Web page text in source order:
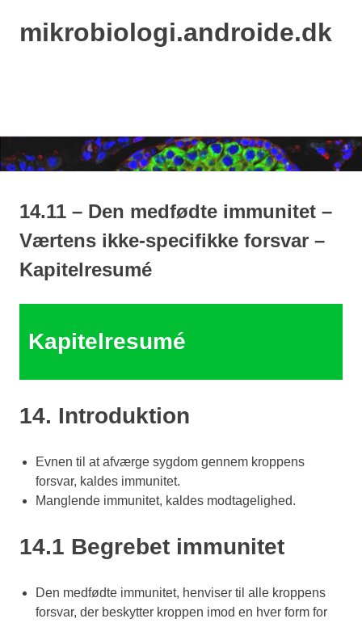
Skip
to
mikrobiologi.androide.dk
14.11 – Den medfødte immunitet –
Værtens ikke-specifikke forsvar –
Kapitelresumé
Kapitelresumé
14. Introduktion
Evnen til at afværge sygdom gennem kroppens
forsvar, kaldes immunitet.
Manglende immunitet, kaldes modtagelighed.
14.1 Begrebet immunitet
Den medfødte immunitet, henviser til alle kroppens
forsvar, der beskytter kroppen imod en hver form for